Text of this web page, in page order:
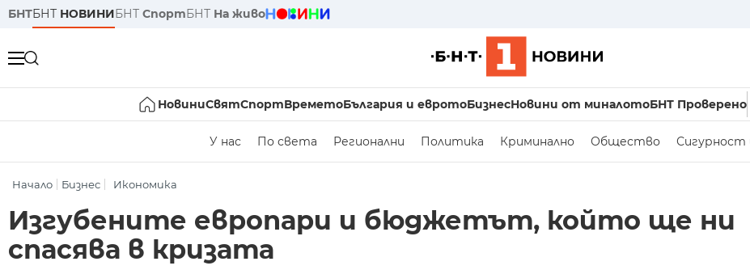
БНТБНТ НОВИНИБНТ СпортБНТ На живо
НовиниСвятСпортВреметоБългария и евротоБизнесНовини от миналотоБНТ Проверено
У нас По света Регионални Политика Криминално Общество Сигурност
Начало Бизнес Икономика
Изгубените европари и бюджетът, който ще ни
спасява в кризата